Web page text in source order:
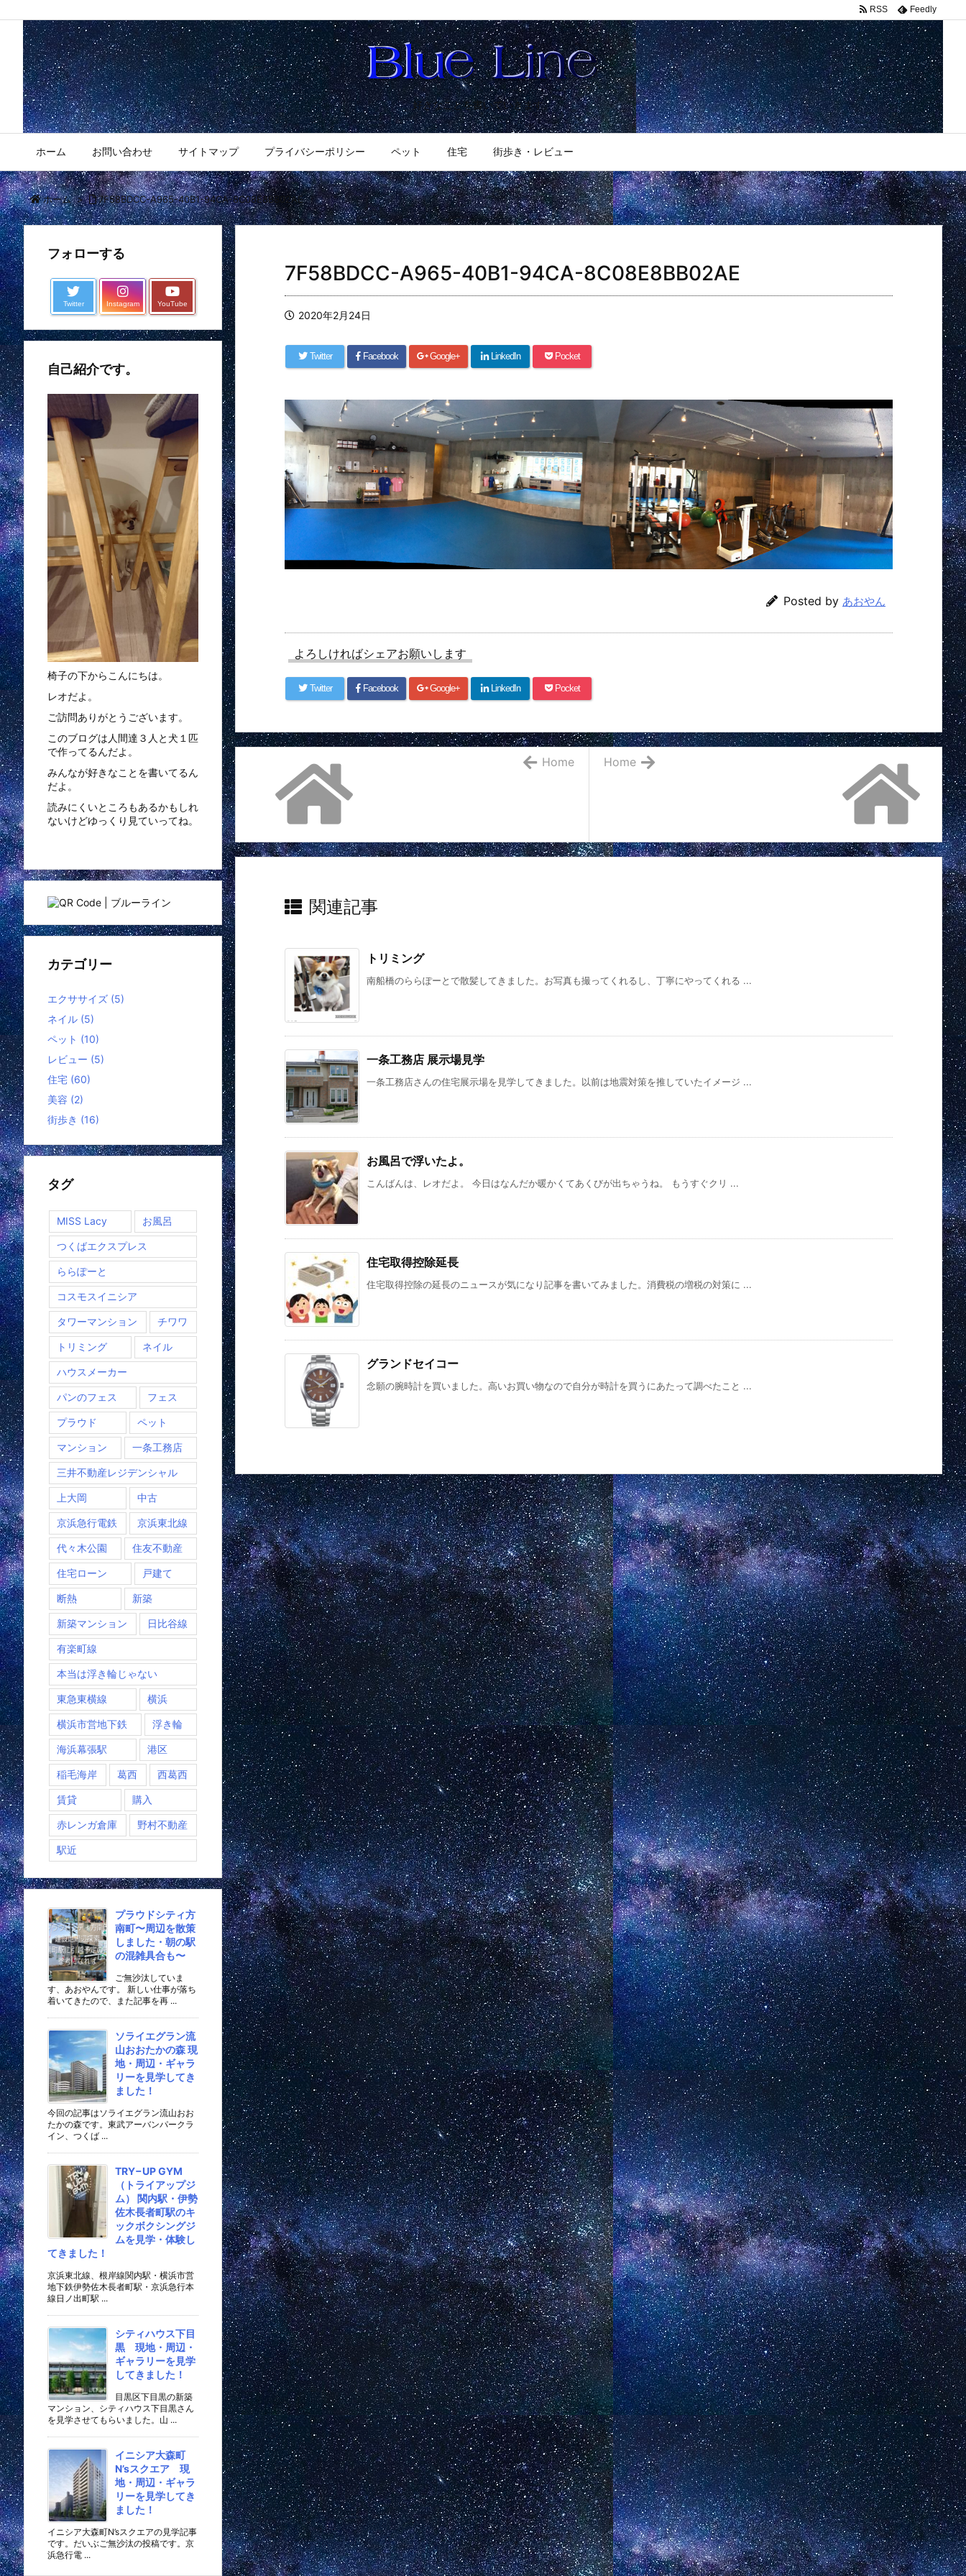
好きなことを書いていきます。
ホーム お問い合わせ サイトマップ プライバシーポリシー ペット 住宅 街歩き・レビュー
RSS Feedly
ホーム > 7F58BDCC-A965-40B1-94CA-8C08E8BB02AE
7F58BDCC-A965-40B1-94CA-8C08E8BB02AE
2020年2月24日
Twitter Facebook Google+ LinkedIn Pocket
Posted by あおやん
よろしければシェアお願いします
Twitter Facebook Google+ LinkedIn Pocket
Home
Home
関連記事
トリミング
南船橋のららぽーとで散髪してきました。お写真も撮ってくれるし、丁寧にやってくれる ...
一条工務店 展示場見学
一条工務店さんの住宅展示場を見学してきました。以前は地震対策を推していたイメージ ...
お風呂で浮いたよ。
こんばんは、レオだよ。 今日はなんだか暖かくてあくびが出ちゃうね。 もうすぐクリ ...
住宅取得控除延長
住宅取得控除の延長のニュースが気になり記事を書いてみました。消費税の増税の対策に ...
グランドセイコー
念願の腕時計を買いました。高いお買い物なので自分が時計を買うにあたって調べたこと ...
フォローする
Twitter Instagram YouTube
自己紹介です。
椅子の下からこんにちは。
レオだよ。
ご訪問ありがとうございます。
このブログは人間達３人と犬１匹
で作ってるんだよ。
みんなが好きなことを書いてるん
だよ。
読みにくいところもあるかもしれ
ないけどゆっくり見ていってね。
カテゴリー
エクササイズ (5)
ネイル (5)
ペット (10)
レビュー (5)
住宅 (60)
美容 (2)
街歩き (16)
タグ
MISS Lacy お風呂
つくばエクスプレス
ららぽーと
コスモスイニシア
タワーマンション チワワ
トリミング ネイル
ハウスメーカー
パンのフェス フェス
プラウド ペット
マンション 一条工務店
三井不動産レジデンシャル
上大岡 中古
京浜急行電鉄 京浜東北線
代々木公園 住友不動産
住宅ローン 戸建て
断熱 新築
新築マンション 日比谷線
有楽町線
本当は浮き輪じゃない
東急東横線 横浜
横浜市営地下鉄 浮き輪
海浜幕張駅 港区
稲毛海岸 葛西 西葛西
賃貸 購入
赤レンガ倉庫 野村不動産
駅近
プラウドシティ方
南町〜周辺を散策
しました・朝の駅
の混雑具合も〜
ご無沙汰していま
す、あおやんです。 新しい仕事が落ち
着いてきたので、また記事を再 ...
ソライエグラン流
山おおたかの森 現
地・周辺・ギャラ
リーを見学してき
ました！
今回の記事はソライエグラン流山おお
たかの森です。東武アーバンパークラ
イン、つくば ...
TRY−UP GYM
（トライアップジ
ム） 関内駅・伊勢
佐木長者町駅のキ
ックボクシングジ
ムを見学・体験し
てきました！
京浜東北線、根岸線関内駅・横浜市営
地下鉄伊勢佐木長者町駅・京浜急行本
線日ノ出町駅 ...
シティハウス下目
黒 現地・周辺・
ギャラリーを見学
してきました！
目黒区下目黒の新築
マンション、シティハウス下目黒さん
を見学させてもらいました。山 ...
イニシア大森町
N’sスクエア 現
地・周辺・ギャラ
リーを見学してき
ました！
イニシア大森町N’sスクエアの見学記事
です。だいぶご無沙汰の投稿です。京
浜急行電 ...